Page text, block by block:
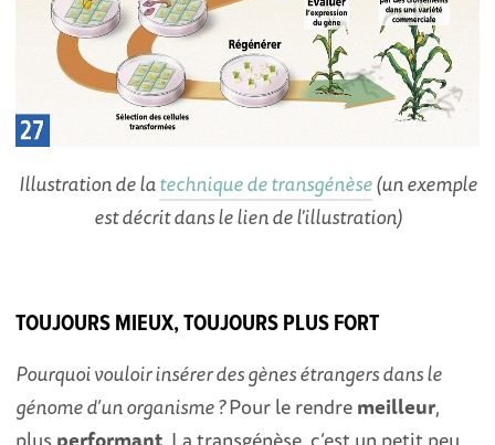
Illustration de latechnique de transgénèse(un exemple
est décrit dans le lien de l'illustration)
TOUJOURS MIEUX, TOUJOURS PLUS FORT
Pourquoi vouloir insérer des gènes étrangers dans le
génome d’un organisme ?Pour le rendremeilleur,